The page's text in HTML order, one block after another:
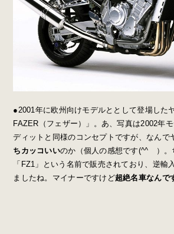
●2001年に欧州向けモデルととして登場した
FAZER（フェザー）」。あ、写真は2002年
ディットと同様のコンセプトですが、なんで
ちカッコいいのか（個人の感想です(^^ゞ）
「FZ1」という名前で販売されており、逆輸
ましたね。マイナーですけど超絶名車なんで